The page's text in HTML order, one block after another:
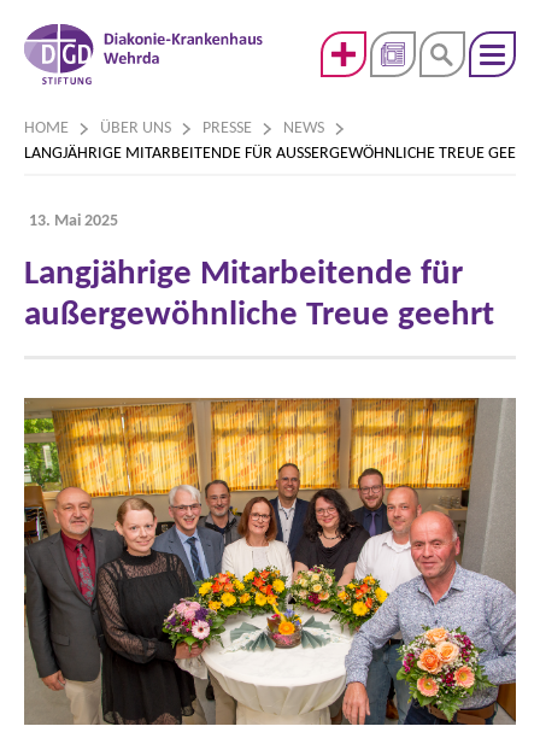
HOME ÜBER UNS PRESSE
NEWS
LANGJÄHRIGE MITARBEITENDE FÜR AUSSERGEWÖHNLICHE TREUE GEEHRT
13. Mai 2025
Langjährige Mitarbeitende für
außergewöhnliche Treue geehrt